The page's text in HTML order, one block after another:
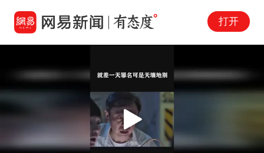
打开
Play